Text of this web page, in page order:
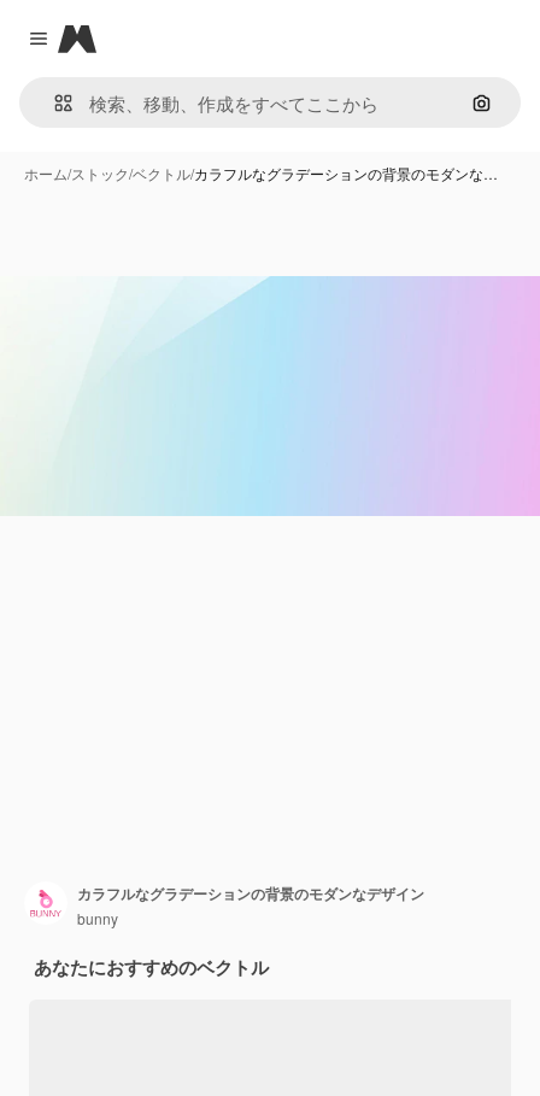
Close menu
Magnific
画像で
ホーム/ストック/ベクトル/カラフルなグラデーションの背景のモダンな…
カラフルなグラデーションの背景のモダンなデザイン
bunny
あなたにおすすめのベクトル